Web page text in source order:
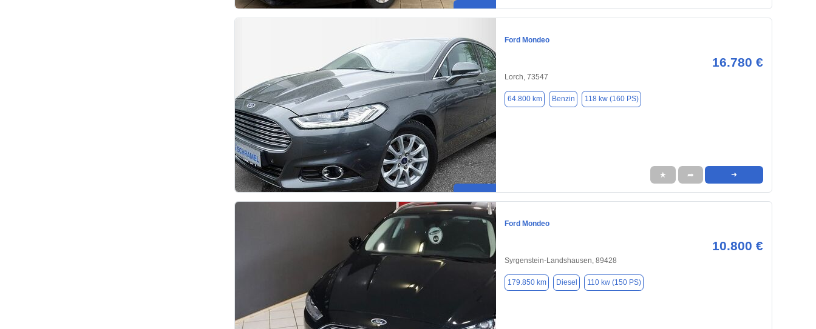
Ford Mondeo
16.780 €
Lorch, 73547
64.800 km Benzin 118 kw (160 PS)
★ ➦ ➜
Ford Mondeo
10.800 €
Syrgenstein-Landshausen, 89428
179.850 km Diesel 110 kw (150 PS)